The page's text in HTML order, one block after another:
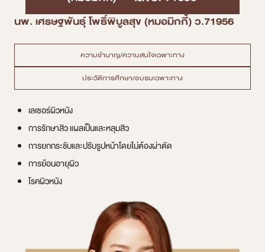
นพ. เศรษฐพันธุ์ โพธิ์พิบูลสุข (หมอมิกกี้) ว.71956
ความชำนาญ/ความสนใจเฉพาะทาง
ประวัติการศึกษา/อบรมเฉพาะทาง
เลเซอร์ผิวหนัง
การรักษาสิว แผลเป็นและหลุมสิว
การยกกระชับและปรับรูปหน้าโดยไม่ต้องผ่าตัด
การย้อนอายุผิว
โรคผิวหนัง